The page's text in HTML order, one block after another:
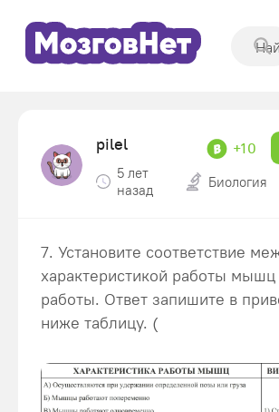
pilel +10
5 лет
назад
Биология
7. Установите соответствие
характеристикой работы
работы. Ответ запишите в
ниже таблицу. (